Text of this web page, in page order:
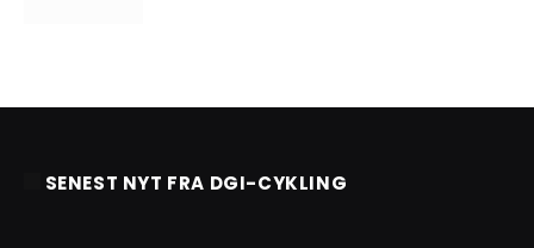
SENEST NYT FRA DGI-CYKLING